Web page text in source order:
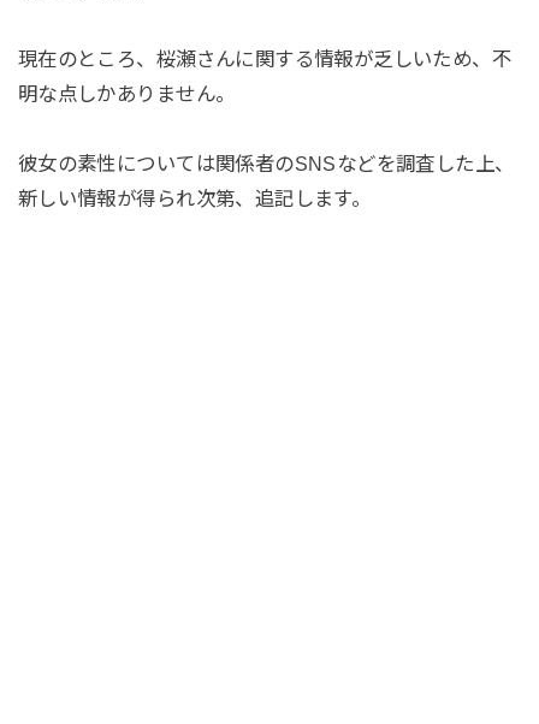
現在のところ、桜瀬さんに関する情報が乏しいため、不
明な点しかありません。
彼女の素性については関係者のSNSなどを調査した上、
新しい情報が得られ次第、追記します。